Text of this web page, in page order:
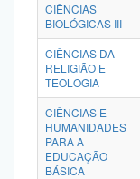
CIÊNCIAS
BIOLÓGICAS III
CIÊNCIAS DA
RELIGIÃO E
TEOLOGIA
CIÊNCIAS E
HUMANIDADES
PARA A
EDUCAÇÃO
BÁSICA